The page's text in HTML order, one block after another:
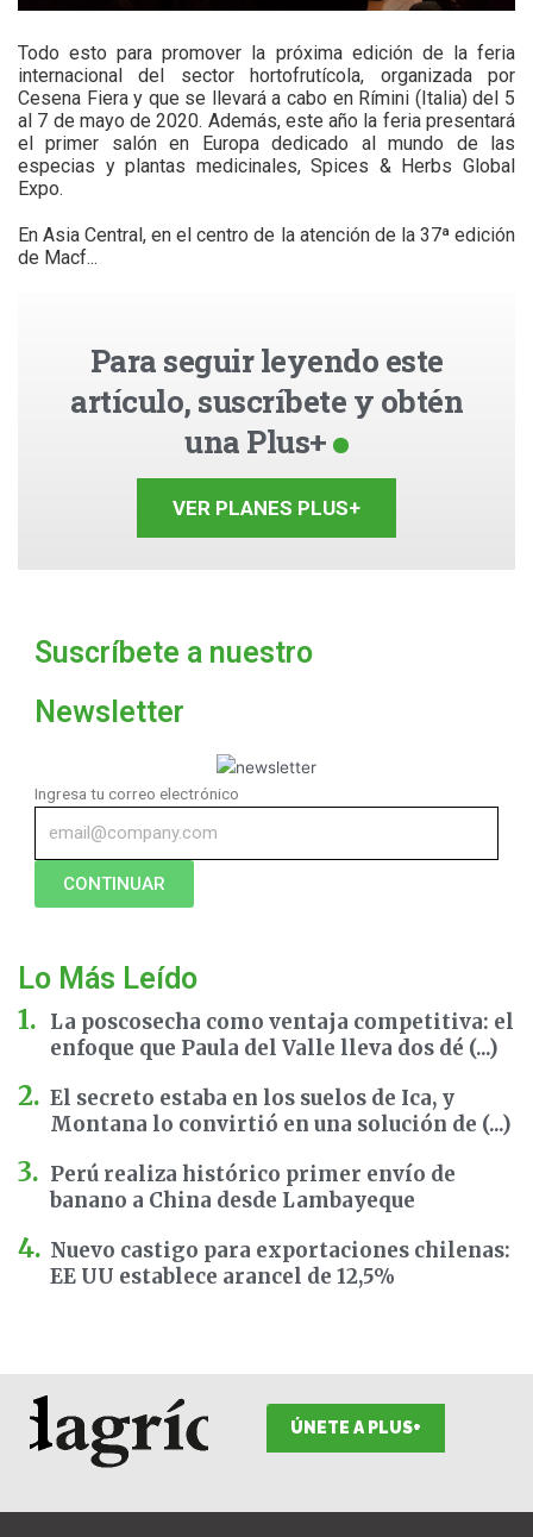
Todo esto para promover la próxima edición de la feria
internacional del sector hortofrutícola, organizada por
Cesena Fiera y que se llevará a cabo en Rímini (Italia) del 5
al 7 de mayo de 2020. Además, este año la feria presentará
el primer salón en Europa dedicado al mundo de las
especias y plantas medicinales, Spices & Herbs Global
Expo.
En Asia Central, en el centro de la atención de la 37ª edición
de Macf...
Para seguir leyendo este
artículo, suscríbete y obtén
una Plus+
VER PLANES PLUS+
Suscríbete a nuestro
Newsletter
Ingresa tu correo electrónico
CONTINUAR
Lo Más Leído
La poscosecha como ventaja competitiva: el
enfoque que Paula del Valle lleva dos dé (...)
El secreto estaba en los suelos de Ica, y
Montana lo convirtió en una solución de (...)
Perú realiza histórico primer envío de
banano a China desde Lambayeque
Nuevo castigo para exportaciones chilenas:
EE UU establece arancel de 12,5%
ÚNETE A PLUS+